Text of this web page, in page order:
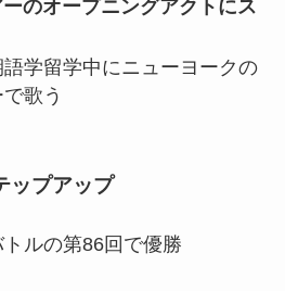
のオープニングアクトにス
学留学中にニューヨークの
歌う
ップアップ
ルの第86回で優勝